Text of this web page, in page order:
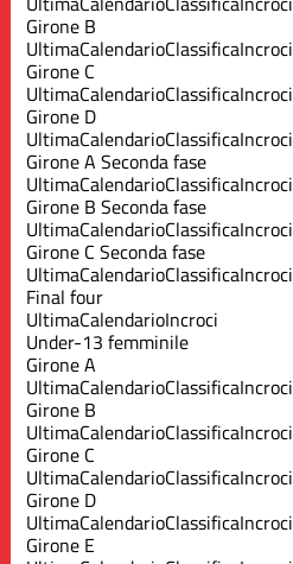
Girone B
UltimaCalendarioClassificaIncroci
Girone C
UltimaCalendarioClassificaIncroci
Girone D
UltimaCalendarioClassificaIncroci
Girone A Seconda fase
UltimaCalendarioClassificaIncroci
Girone B Seconda fase
UltimaCalendarioClassificaIncroci
Girone C Seconda fase
UltimaCalendarioClassificaIncroci
Final four
UltimaCalendarioIncroci
Under-13 femminile
Girone A
UltimaCalendarioClassificaIncroci
Girone B
UltimaCalendarioClassificaIncroci
Girone C
UltimaCalendarioClassificaIncroci
Girone D
UltimaCalendarioClassificaIncroci
Girone E